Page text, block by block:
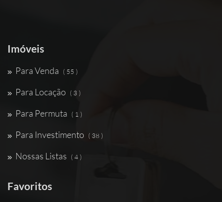
Imóveis
Para Venda ( 55 )
Para Locação ( 3 )
Para Permuta ( 1 )
Para Investimento ( 38 )
Nossas Listas ( 4 )
Favoritos